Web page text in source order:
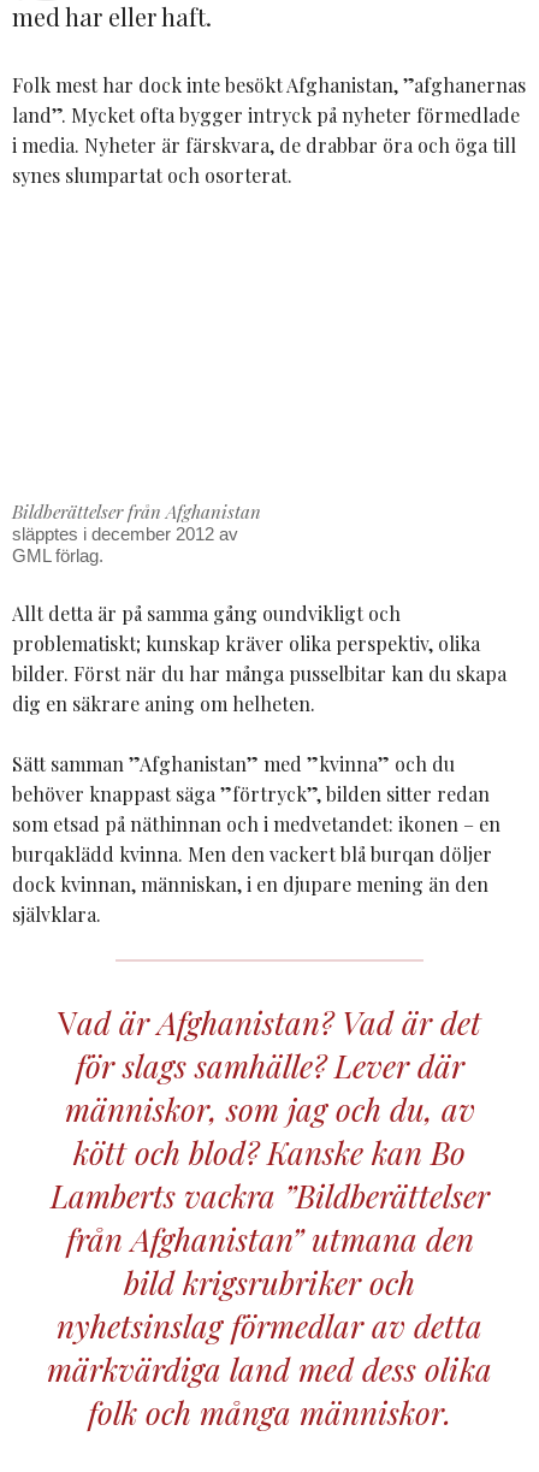
med har eller haft.
Folk mest har dock inte besökt Afghanistan, ”afghanernas
land”. Mycket ofta bygger intryck på nyheter förmedlade
i media. Nyheter är färskvara, de drabbar öra och öga till
synes slumpartat och osorterat.
Bildberättelser från Afghanistan
släpptes i december 2012 av
GML förlag.
Allt detta är på samma gång oundvikligt och
problematiskt; kunskap kräver olika perspektiv, olika
bilder. Först när du har många pusselbitar kan du skapa
dig en säkrare aning om helheten.
Sätt samman ”Afghanistan” med ”kvinna” och du
behöver knappast säga ”förtryck”, bilden sitter redan
som etsad på näthinnan och i medvetandet: ikonen – en
burqaklädd kvinna. Men den vackert blå burqan döljer
dock kvinnan, människan, i en djupare mening än den
självklara.
Vad är Afghanistan? Vad är det
för slags samhälle? Lever där
människor, som jag och du, av
kött och blod? Kanske kan Bo
Lamberts vackra ”Bildberättelser
från Afghanistan” utmana den
bild krigsrubriker och
nyhetsinslag förmedlar av detta
märkvärdiga land med dess olika
folk och många människor.